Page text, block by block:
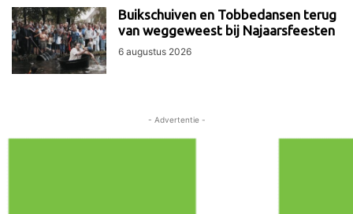
Buikschuiven en Tobbedansen terug
van weggeweest bij Najaarsfeesten
6 augustus 2026
- Advertentie -